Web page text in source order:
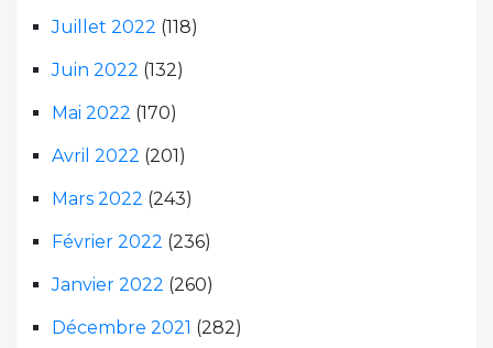
Juillet 2022 (118)
Juin 2022 (132)
Mai 2022 (170)
Avril 2022 (201)
Mars 2022 (243)
Février 2022 (236)
Janvier 2022 (260)
Décembre 2021 (282)